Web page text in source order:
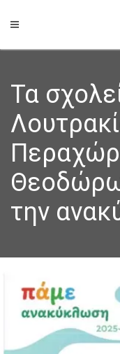
Τα
την